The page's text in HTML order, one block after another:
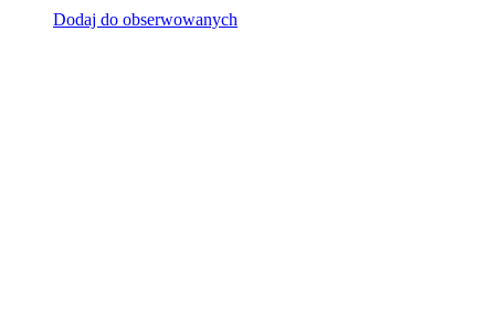
Dodaj do obserwowanych